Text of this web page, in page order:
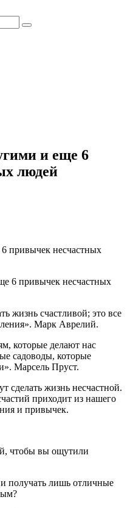
и еще 6
людей
привычек несчастных
жизнь счастливой; это все
Марк Аврелий.
которые делают нас
садоводы, которые
Марсель Пруст.
сделать жизнь несчастной.
приходит из нашего
и привычек.
чтобы вы ощутили
получать лишь отличные